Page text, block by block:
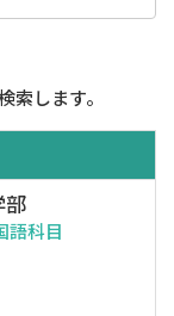
索します。
部
語科目